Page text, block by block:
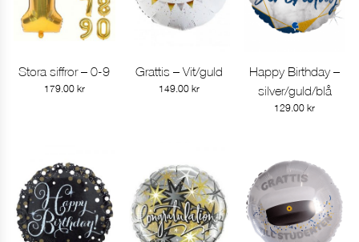
Gå till produkt
Stora siffror – 0-9
179.00 kr
Gå till produkt
Grattis – Vit/guld
149.00kr
Gå till produkt
Happy Birthday –
silver/guld/blå
129.00kr